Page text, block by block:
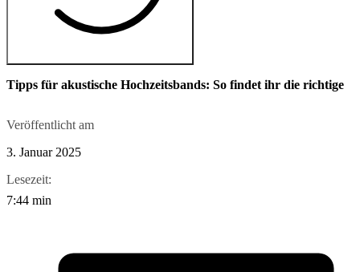
Tipps für akustische Hochzeitsbands: So findet ihr die richtige
Veröffentlicht am
3. Januar 2025
Lesezeit:
7:44 min